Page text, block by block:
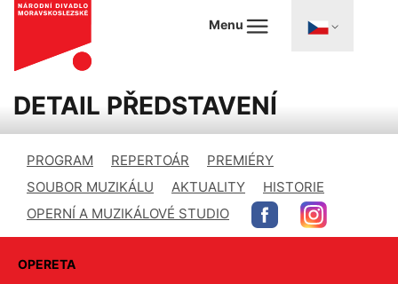
Menu
DETAIL PŘEDSTAVENÍ
PROGRAM REPERTOÁR
PREMIÉRY
SOUBOR MUZIKÁLU
AKTUALITY
HISTORIE
OPERNÍ A MUZIKÁLOVÉ STUDIO
OPERETA